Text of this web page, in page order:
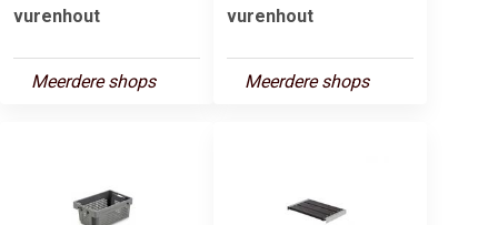
vurenhout
Meerdere shops
vurenhout
Meerdere shops